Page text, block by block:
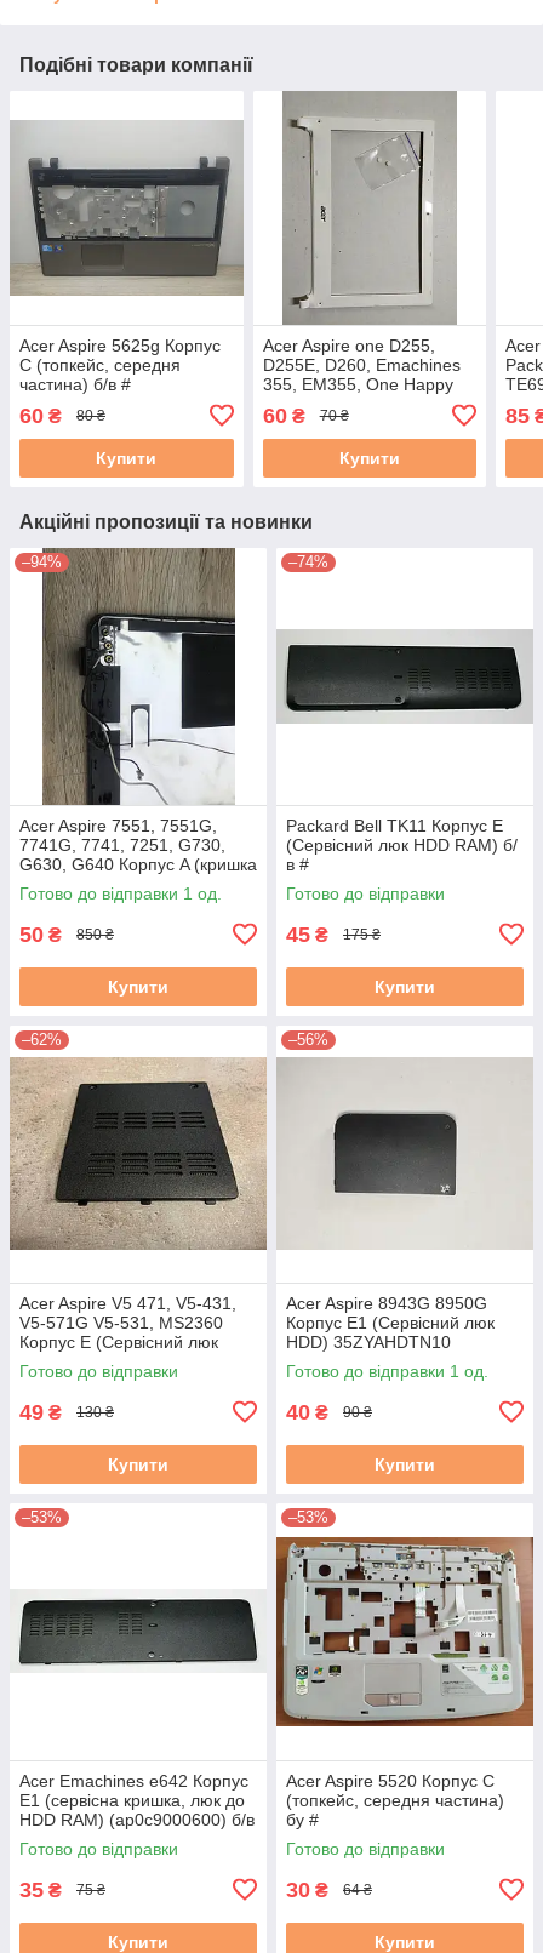
Подібні товари компанії
Acer Aspire 5625g Корпус
C (топкейс, середня
частина) б/в #
60 ₴ 80 ₴
Купити
Acer Aspire one D255,
D255E, D260, Emachines
355, EM355, One Happy
Корпус B (рамка матриці)
б/в #
60₴ 70 ₴
Купити
85
Акційні пропозиції та новинки
–94%
Acer Aspire 7551, 7551G,
7741G, 7741, 7251, G730,
G630, G640 Корпус A (кришка
матриці) бу #
Готово до відправки 1 од.
50 ₴ 850 ₴
Купити
–74%
Packard Bell TK11 Корпус E
(Сервісний люк HDD RAM) б/
в #
Готово до відправки
45 ₴ 175 ₴
Купити
–62%
Acer Aspire V5 471, V5-431,
V5-571G V5-531, MS2360
Корпус E (Сервісний люк
ОЗУ) 60.4vm58.001 #
Готово до відправки
49 ₴ 130 ₴
Купити
–56%
Acer Aspire 8943G 8950G
Корпус E1 (Сервісний люк
HDD) 35ZYAHDTN10
ZYE35ZYAHDTN10
Готово до відправки 1 од.
40 ₴ 90 ₴
Купити
–53%
Acer Emachines e642 Корпус
E1 (сервісна кришка, люк до
HDD RAM) (ap0c9000600) б/в
#
Готово до відправки
35 ₴ 75 ₴
Купити
–53%
Acer Aspire 5520 Корпус C
(топкейс, середня частина)
бу #
Готово до відправки
30 ₴ 64 ₴
Купити